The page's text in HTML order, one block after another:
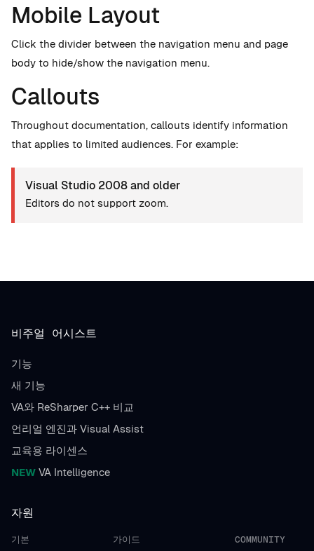
Mobile Layout
Click the divider between the navigation menu and page
body to hide/show the navigation menu.
Callouts
Throughout documentation, callouts identify information
that applies to limited audiences. For example:
Visual Studio 2008 and older
Editors do not support zoom.
비주얼 어시스트
기능
새 기능
VA와 ReSharper C++ 비교
언리얼 엔진과 Visual Assist
교육용 라이센스
NEW VA Intelligence
자원
기본 가이드 COMMUNITY